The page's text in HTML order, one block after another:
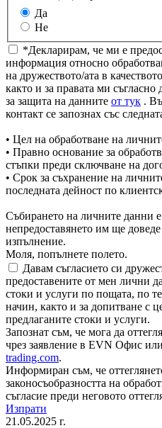
Да
Не
*Декларирам, че ми е
информация относно
на дружеството/ата в
както и за правата ми съгласно
за защита на данните от тук .
контакт се запознах със
• Цел на обработване на
• Правно основание за
стъпки преди сключване на
• Срок за съхранение на
последната дейност по
Събирането на личните данни
непредоставянето им ще
изпълнение.
Моля, попълнете полето.
Давам съгласието си
предоставените от мен лични
стоки и услуги по пощата, по
начин, както и за допитване с
предлаганите стоки и услуги.
Запознат съм, че мога да
чрез заявление в EVN Офис
trading.com.
Информиран съм, че
законосъобразността на
съгласие преди неговото
Изпрати
21.05.2025 г.